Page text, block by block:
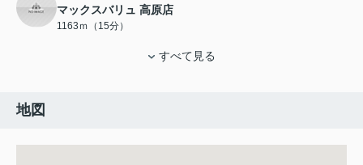
マックスバリュ 高原店
1163ｍ（15分）
すべて見る
地図